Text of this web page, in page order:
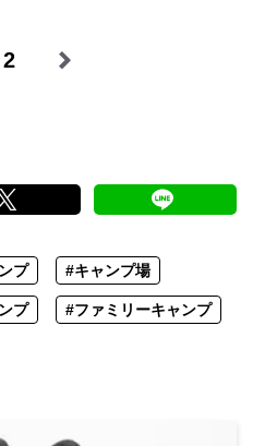
2
プ #キャンプ場
プ #ファミリーキャンプ